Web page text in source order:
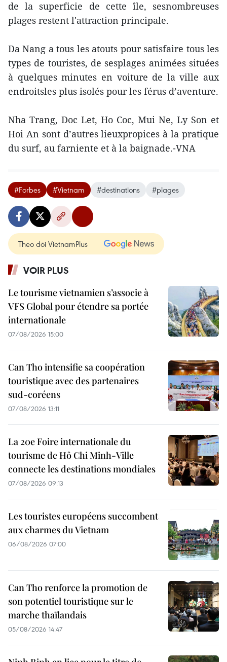
de la superficie de cette île, sesnombreuses
plages restent l'attraction principale.
Da Nang a tous les atouts pour satisfaire tous les
types de touristes, de sesplages animées situées
à quelques minutes en voiture de la ville aux
endroitsles plus isolés pour les férus d’aventure.
Nha Trang, Doc Let, Ho Coc, Mui Ne, Ly Son et
Hoi An sont d’autres lieuxpropices à la pratique
du surf, au farniente et à la baignade.-VNA
#Forbes #Vietnam #destinations #plages
Theo dõi VietnamPlus
VOIR PLUS
Le tourisme vietnamien s’associe à
VFS Global pour étendre sa portée
internationale
07/08/2026 15:00
Can Tho intensifie sa coopération
touristique avec des partenaires
sud-coréens
07/08/2026 13:11
La 20e Foire internationale du
tourisme de Hô Chi Minh-Ville
connecte les destinations mondiales
07/08/2026 09:13
Les touristes européens succombent
aux charmes du Vietnam
06/08/2026 07:00
Can Tho renforce la promotion de
son potentiel touristique sur le
marche thaïlandais
05/08/2026 14:47